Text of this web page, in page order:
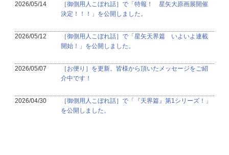
2026/05/14
［御側用人こぼれ話］で「特報！ 星矢大原画展開催
決定！！！」を公開しました。
2026/05/12
［御側用人こぼれ話］で「星矢天界篇 いよいよ連載
開始！」を公開しました。
2026/05/07
［お便り］を更新。皆様から頂いたメッセージをご紹
介中です！
2026/04/30
［御側用人こぼれ話］で「『天界篇』第1シリーズ！」
を公開しました。